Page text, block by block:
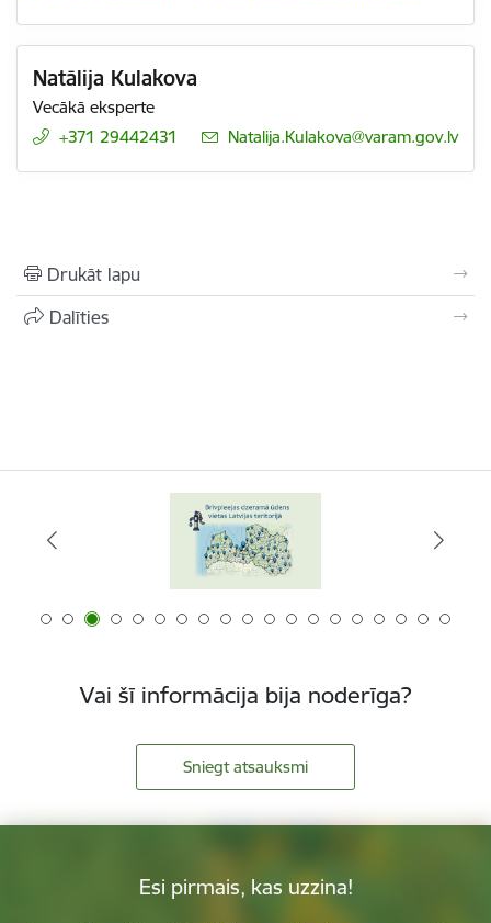
Natālija Kulakova
Vecākā eksperte
+371 29442431
E-pasts:
Natalija.Kulakova@varam.gov.lv
Drukāt lapu
Dalīties
Vai šī informācija bija noderīga?
Sniegt atsauksmi
Esi pirmais, kas uzzina!